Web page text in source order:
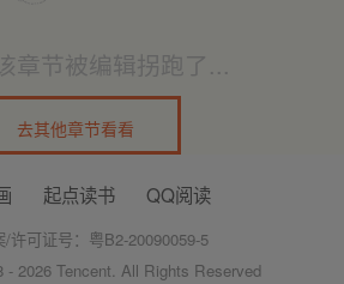
章节被编辑拐跑了...
去其他章节看看
起点读书 QQ阅读
/许可证号：粤B2-20090059-5
- 2026 Tencent. All Rights Reserved